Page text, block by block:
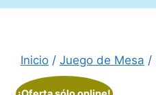
Inicio / Juego de Mesa /